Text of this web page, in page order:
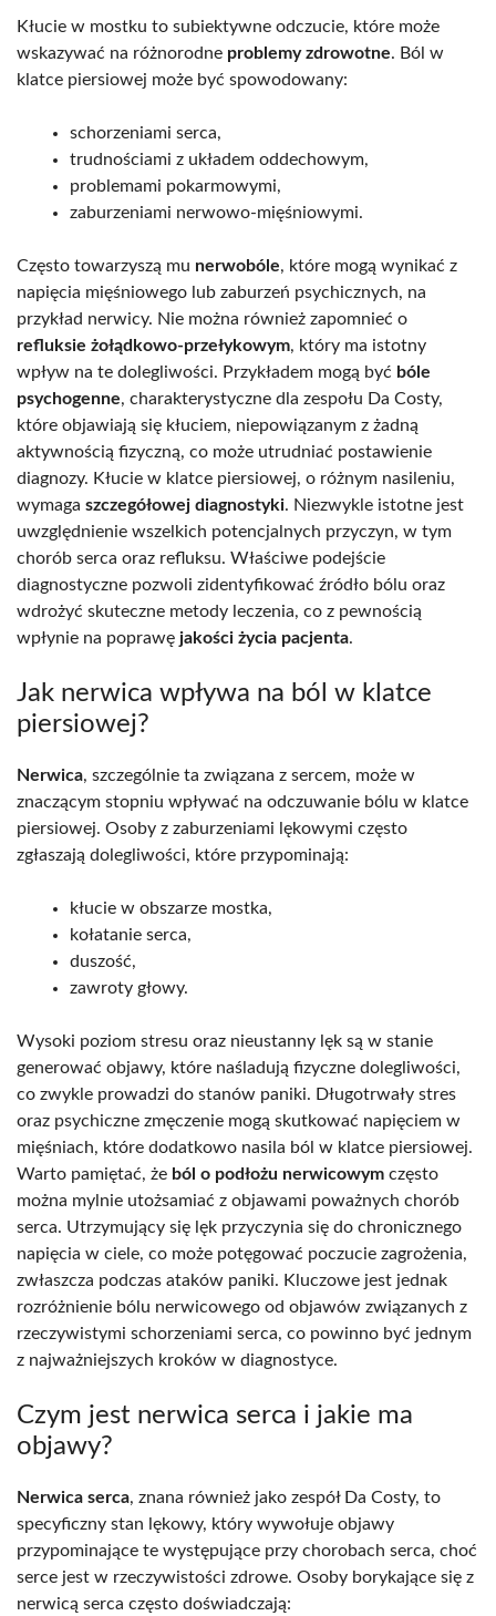
Kłucie w mostku to subiektywne odczucie, które może
wskazywać na różnorodne problemy zdrowotne. Ból w
klatce piersiowej może być spowodowany:
schorzeniami serca,
trudnościami z układem oddechowym,
problemami pokarmowymi,
zaburzeniami nerwowo-mięśniowymi.
Często towarzyszą mu nerwobóle, które mogą wynikać z
napięcia mięśniowego lub zaburzeń psychicznych, na
przykład nerwicy. Nie można również zapomnieć o
refluksie żołądkowo-przełykowym, który ma istotny
wpływ na te dolegliwości. Przykładem mogą być bóle
psychogenne, charakterystyczne dla zespołu Da Costy,
które objawiają się kłuciem, niepowiązanym z żadną
aktywnością fizyczną, co może utrudniać postawienie
diagnozy. Kłucie w klatce piersiowej, o różnym nasileniu,
wymaga szczegółowej diagnostyki. Niezwykle istotne jest
uwzględnienie wszelkich potencjalnych przyczyn, w tym
chorób serca oraz refluksu. Właściwe podejście
diagnostyczne pozwoli zidentyfikować źródło bólu oraz
wdrożyć skuteczne metody leczenia, co z pewnością
wpłynie na poprawę jakości życia pacjenta.
Jak nerwica wpływa na ból w klatce
piersiowej?
Nerwica, szczególnie ta związana z sercem, może w
znaczącym stopniu wpływać na odczuwanie bólu w klatce
piersiowej. Osoby z zaburzeniami lękowymi często
zgłaszają dolegliwości, które przypominają:
kłucie w obszarze mostka,
kołatanie serca,
duszość,
zawroty głowy.
Wysoki poziom stresu oraz nieustanny lęk są w stanie
generować objawy, które naśladują fizyczne dolegliwości,
co zwykle prowadzi do stanów paniki. Długotrwały stres
oraz psychiczne zmęczenie mogą skutkować napięciem w
mięśniach, które dodatkowo nasila ból w klatce piersiowej.
Warto pamiętać, że ból o podłożu nerwicowym często
można mylnie utożsamiać z objawami poważnych chorób
serca. Utrzymujący się lęk przyczynia się do chronicznego
napięcia w ciele, co może potęgować poczucie zagrożenia,
zwłaszcza podczas ataków paniki. Kluczowe jest jednak
rozróżnienie bólu nerwicowego od objawów związanych z
rzeczywistymi schorzeniami serca, co powinno być jednym
z najważniejszych kroków w diagnostyce.
Czym jest nerwica serca i jakie ma
objawy?
Nerwica serca, znana również jako zespół Da Costy, to
specyficzny stan lękowy, który wywołuje objawy
przypominające te występujące przy chorobach serca, choć
serce jest w rzeczywistości zdrowe. Osoby borykające się z
nerwicą serca często doświadczają: